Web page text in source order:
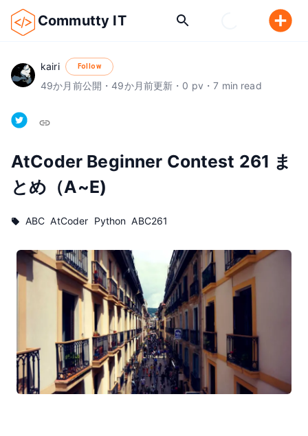
Commutty IT
kairi Follow
49か月前公開 ・49か月前更新 ・ 0 pv ・7 min read
AtCoder Beginner Contest 261 ま
とめ（A~E)
ABC AtCoder Python ABC261